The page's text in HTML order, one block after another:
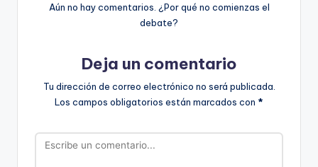
Aún no hay comentarios. ¿Por qué no comienzas el
debate?
Deja un comentario
Tu dirección de correo electrónico no será publicada.
Los campos obligatorios están marcados con *